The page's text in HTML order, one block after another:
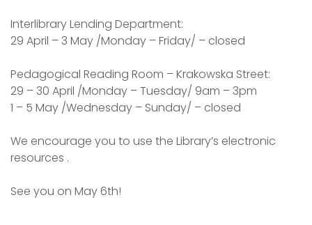
Interlibrary Lending Department:
29 April – 3 May /Monday – Friday/ – closed
Pedagogical Reading Room – Krakowska Street:
29 – 30 April /Monday – Tuesday/ 9am – 3pm
1 – 5 May /Wednesday – Sunday/ – closed
We encourage you to use the Library’s electronic
resources .
See you on May 6th!